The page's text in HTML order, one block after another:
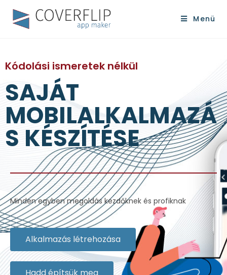
Menü
Kódolási ismeretek nélkül
SAJÁT
MOBILALKALMAZÁ
S KÉSZÍTÉSE
Minden egyben megoldás kezdőknek és profiknak
Alkalmazás létrehozása
Hadd építsük meg